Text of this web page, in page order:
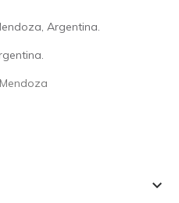
Argentina.
keyboard_arrow_down